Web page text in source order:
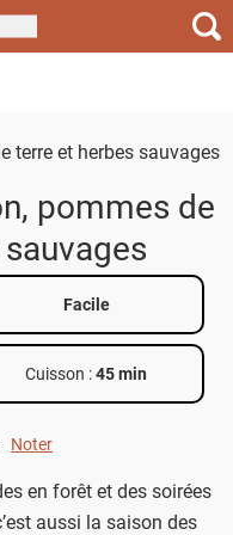
pommes de
Facile
Cuisson :45 min
5.Noter
en forêt et des soirées
aussi la saison des